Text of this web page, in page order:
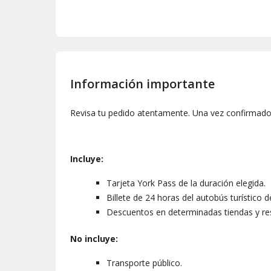
atracciones ofrecen entrada gratuita para
atracciones para obtener más información.
Información importante
Revisa tu pedido atentamente. Una vez
Incluye:
Tarjeta York Pass de la duración elegida.
Billete de 24 horas del autobús turístico
Descuentos en determinadas tiendas y
No incluye:
Transporte público.